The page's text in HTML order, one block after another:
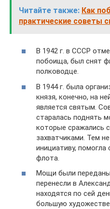
Читайте также: Как
практические советы
В 1942 г. в СССР
побоища, был снят
полководце.
В 1944 г. была
князя, конечно, на
является святым.
старалась поднять
которые сражались
захватчиками. Тем
инициативу,
флота.
Мощи были
перенесли в
находятся по сей
большую